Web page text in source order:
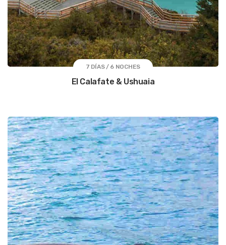
7 DÍAS / 6 NOCHES
El Calafate & Ushuaia